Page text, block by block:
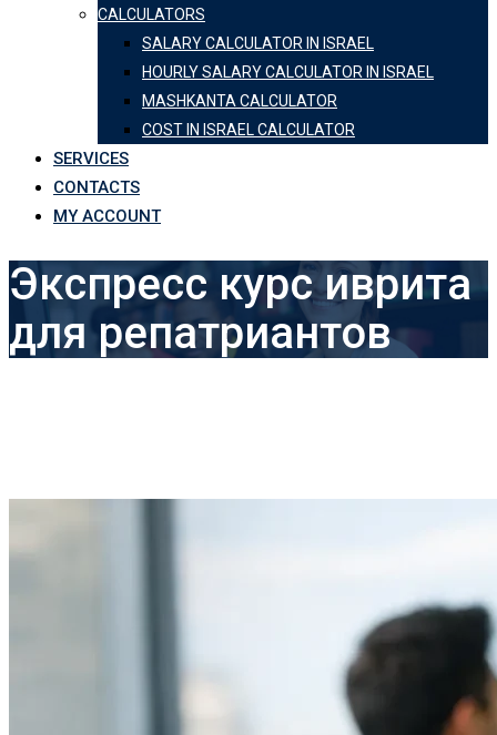
CALCULATORS
SALARY CALCULATOR IN ISRAEL
HOURLY SALARY CALCULATOR IN ISRAEL
MASHKANTA CALCULATOR
COST IN ISRAEL CALCULATOR
SERVICES
CONTACTS
MY ACCOUNT
Экспресс курс иврита
для репатриантов